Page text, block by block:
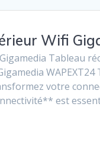
Wifi
Tableau
votre
est